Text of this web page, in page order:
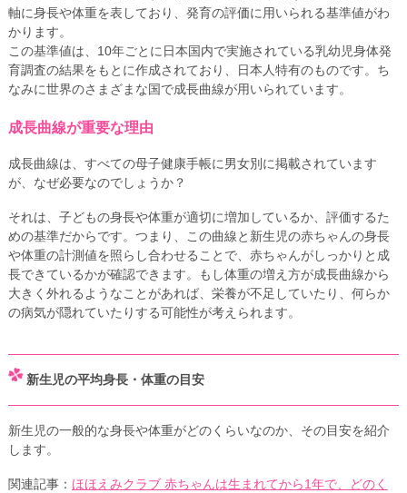
軸に身長や体重を表しており、発育の評価に用いられる基準値がわ
かります。
この基準値は、10年ごとに日本国内で実施されている乳幼児身体発
育調査の結果をもとに作成されており、日本人特有のものです。ち
なみに世界のさまざまな国で成長曲線が用いられています。
成長曲線が重要な理由
成長曲線は、すべての母子健康手帳に男女別に掲載されています
が、なぜ必要なのでしょうか？
それは、子どもの身長や体重が適切に増加しているか、評価するた
めの基準だからです。つまり、この曲線と新生児の赤ちゃんの身長
や体重の計測値を照らし合わせることで、赤ちゃんがしっかりと成
長できているかが確認できます。もし体重の増え方が成長曲線から
大きく外れるようなことがあれば、栄養が不足していたり、何らか
の病気が隠れていたりする可能性が考えられます。
新生児の平均身長・体重の目安
新生児の一般的な身長や体重がどのくらいなのか、その目安を紹介
します。
関連記事： ほほえみクラブ 赤ちゃんは生まれてから1年で、どのく